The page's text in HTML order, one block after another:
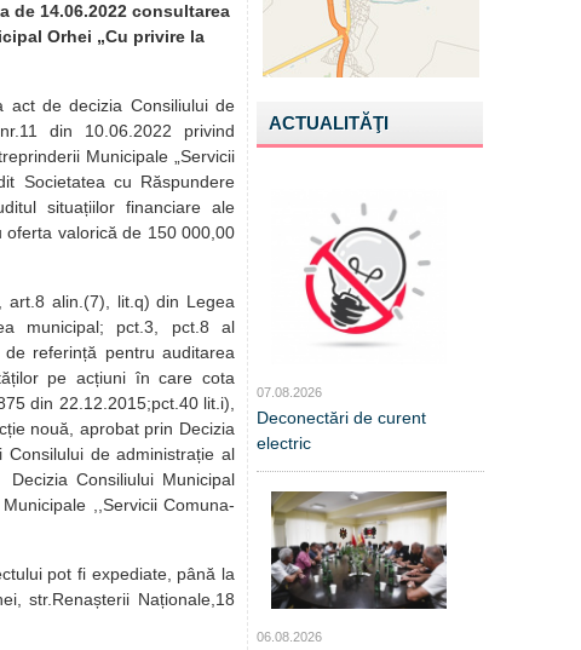
de 14.06.2022 consultarea
Orhei „Cu privire la
de decizia Consiliului de
din 10.06.2022 privind
Municipale „Servicii
Societatea cu Răspundere
situațiilor financiare ale
oferta valorică de 150 000,00
alin.(7), lit.q) din Legea
municipal; pct.3, pct.8 al
referință pentru auditarea
pe acțiuni în care cota
din 22.12.2015;pct.40 lit.i),
nouă, aprobat prin Decizia
de administrație al
Consiliului Municipal
,,Servicii Comuna-
pot fi expediate, până la
str.Renașterii Naționale,18
ACTUALITĂŢI
07.08.2026
Deconectări de curent
electric
06.08.2026